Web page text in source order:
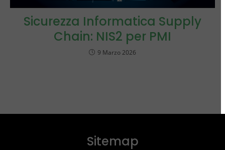
Sicurezza Informatica Supply
Chain: NIS2 per PMI
9 Marzo 2026
Sitemap